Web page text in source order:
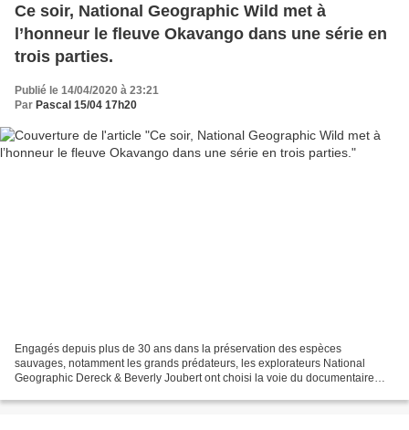
Ce soir, National Geographic Wild met à
l’honneur le fleuve Okavango dans une série en
trois parties.
Publié le 14/04/2020 à 23:21
Par Pascal 15/04 17h20
Engagés depuis plus de 30 ans dans la préservation des espèces
sauvages, notamment les grands prédateurs, les explorateurs National
Geographic Dereck & Beverly Joubert ont choisi la voie du documentaire